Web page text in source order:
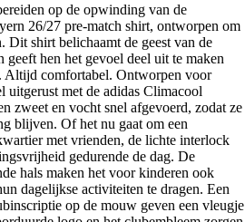
op de opwinding van de
26/27 pre-match shirt, ontworpen om
Dit shirt belichaamt de geest van de
hen het gevoel deel uit te maken
Altijd comfortabel. Ontworpen voor
uitgerust met de adidas Climacool
zweet en vocht snel afgevoerd, zodat ze
blijven. Of het nu gaat om een
met vrienden, de lichte interlock
gedurende de dag. De
hals maken het voor kinderen ook
dagelijkse activiteiten te dragen. Een
op de mouw geven een vleugje